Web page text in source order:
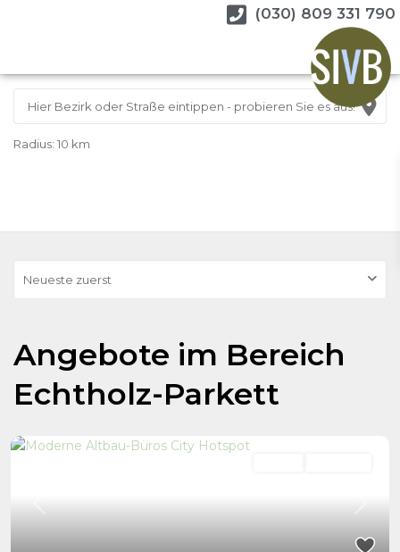
(030) 809 331 790
Radius: 10 km
Neueste zuerst
Angebote im Bereich
Echtholz-Parkett
Previous Next